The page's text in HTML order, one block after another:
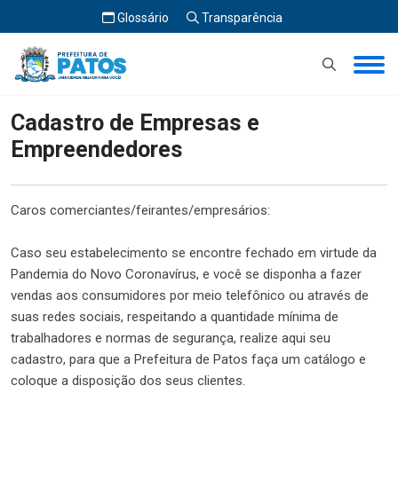
Glossário Transparência
Início Cadastro de Empresas e Empreendedores
Cadastro de Empresas e
Empreendedores
Caros comerciantes/feirantes/empresários:
Caso seu estabelecimento se encontre fechado em virtude da
Pandemia do Novo Coronavírus, e você se disponha a fazer
vendas aos consumidores por meio telefônico ou através de
suas redes sociais, respeitando a quantidade mínima de
trabalhadores e normas de segurança, realize aqui seu
cadastro, para que a Prefeitura de Patos faça um catálogo e
coloque a disposição dos seus clientes.